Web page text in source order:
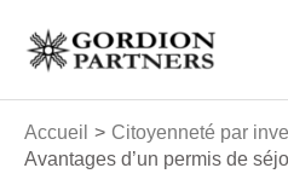
contenu
Accueil
Citoyenneté par
Avantages d’un permis de